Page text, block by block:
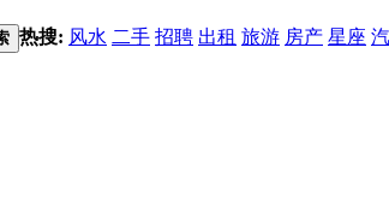
热搜: 风水 二手 招聘 出租 旅游 房产 星座